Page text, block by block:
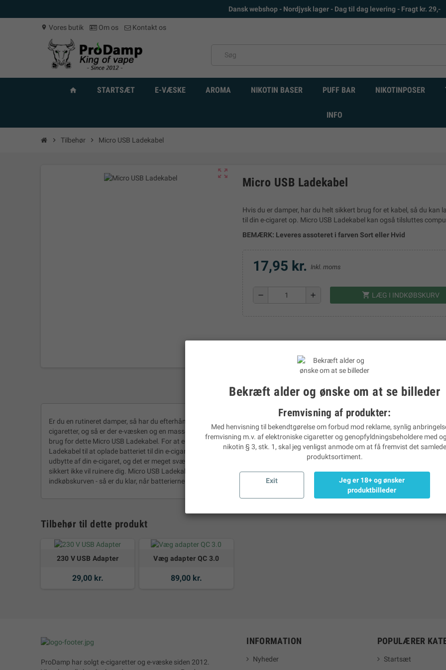
Dansk webshop - Nordjysk lager - Dag til dag levering - Fragt kr. 29,-
location_on Vores butik Om os Kontakt os
home STARTSÆT E-VÆSKE AROMA NIKOTIN BASER PUFF BAR NIKOTINPOSER
INFO
chevron_right Tilbehør chevron_right Micro USB Ladekabel
zoom_out_map
Micro USB Ladekabel
Hvis du er damper, har du helt sikkert brug for et kabel, så du kan
til din e-cigaret op. Micro USB Ladekabel kan også tilsluttes
BEMÆRK: Leveres assoteret i farven Sort eller Hvid
17,95 kr. Inkl. moms
remove add shopping_cart LÆG I INDKØBSKURV
BESKRIVELSE PRODUKTINFORMATION
Er du en rutineret damper, så har du efterhånden sikkert også indset, at der findes en helt masse forskelligt tilbehør til din e-
cigaretter, og så er der e-væsken og en masse ekstra udstyr, der kan gøre din oplevelse som damper endnu bedre end før. Men én
brug for dette Micro USB Ladekabel. For at en e-cigaret kan fungere, er der behov for et batteri, og for at batteriet dur, skal det
Ladekabel til at oplade batteriet til din e-cigaret. Desuden kan Micro USB Ladekabel også bruges til at tilslutte større MODS til
udbytte af din e-cigaret, og det er meget svært at undvære. Da Micro USB Ladekabel på det nærmeste er en nødvendighed, får
sikkert ikke vil ruinere dig. Micro USB Ladekabel vil klæde dig godt på som damper. Der er ingen grund til at vente med at købe
indkøbskurven - så er du klar, når batterierne trænger til en opladning.
Tilbehør til dette produkt
230 V USB Adapter
29,00 kr.
Væg adapter QC 3.0
89,00 kr.
ProDamp har solgt e-cigaretter og e-væske siden 2012.
INFORMATION
Nyheder
POPULÆRER
Startsæt
Bekræft alder og ønske om at se billeder
Fremvisning af produkter:
Med henvisning til bekendtgørelse om forbud mod reklame, synlig
fremvisning m.v. af elektroniske cigaretter og genopfyldningsbeholdere med
nikotin § 3, stk. 1, skal jeg venligst anmode om at få fremvist det samlede
produktsortiment.
Exit
Jeg er 18+ og ønsker
produktbilleder